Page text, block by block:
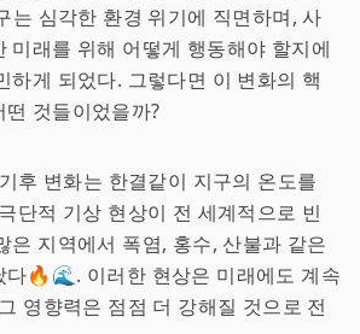
심각한 환경 위기에 직면하며, 사
미래를 위해 어떻게 행동해야 할지에
하게 되었다. 그렇다면 이 변화의 핵
것들이었을까?
후 변화는 한결같이 지구의 온도를
단적 기상 현상이 전 세계적으로 빈
은 지역에서 폭염, 홍수, 산불과 같은
다🔥🌊. 이러한 현상은 미래에도 계속
영향력은 점점 더 강해질 것으로 전